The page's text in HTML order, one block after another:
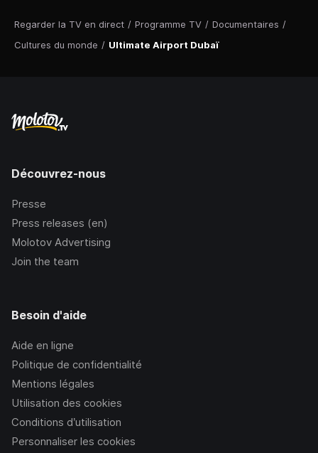
Regarder la TV en direct / Programme TV / Documentaires /
Cultures du monde / Ultimate Airport Dubaï
Découvrez-nous
Presse
Press releases (en)
Molotov Advertising
Join the team
Besoin d'aide
Aide en ligne
Politique de confidentialité
Mentions légales
Utilisation des cookies
Conditions d’utilisation
Personnaliser les cookies